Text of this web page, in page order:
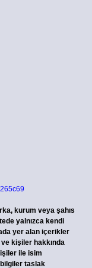
kurum veya şahıs
yalnızca kendi
yer alan içerikler
kişiler hakkında
ile isim
taslak